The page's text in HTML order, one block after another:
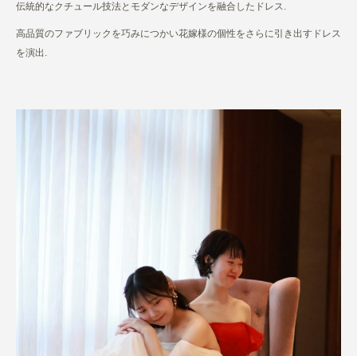
伝統的なクチュール技法とモダンなデザインを融合したドレス.
高品質のファブリックを巧みにつかい花嫁様の個性をさらに引き出すドレス
を演出.